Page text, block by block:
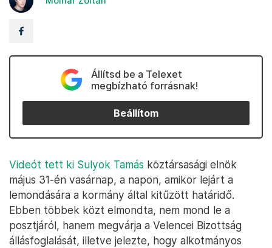
Állítsd be a Telexet
megbízható forrásnak!
Beállítom
Videót tett ki Sulyok Tamás köztársasági elnök
május 31-én vasárnap, a napon, amikor lejárt a
lemondására a kormány által kitűzött határidő.
Ebben többek közt elmondta, nem mond le a
posztjáról, hanem megvárja a Velencei Bizottság
állásfoglalását, illetve jelezte, hogy alkotmányos